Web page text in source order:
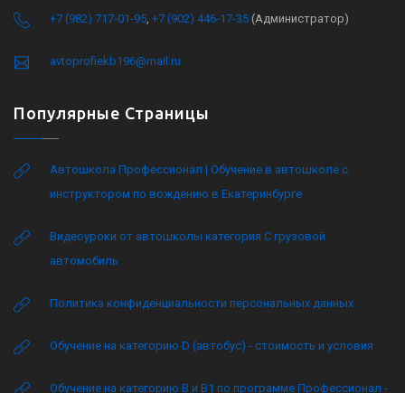
+7 (982) 717-01-95, +7 (902) 446-17-35 (Администратор)
avtoprofiekb196@mail.ru
Популярные Страницы
Автошкола Профессионал | Обучение в автошколе с
инструктором по вождению в Екатеринбурге
Видеоуроки от автошколы категория C грузовой
автомобиль
Политика конфиденциальности персональных данных
Обучение на категорию D (автобус) - стоимость и условия
Обучение на категорию B и B1 по программе Профессионал -